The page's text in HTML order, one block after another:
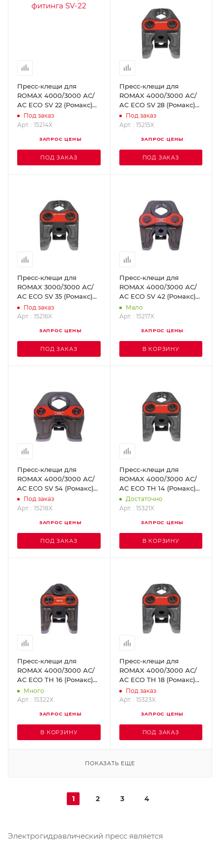
Пресс-клещи для
ROMAX 4000/3000 АС/
AC ECO SV 22 (Ромакс)
ROTHENBERGER 15214X
Под заказ
Арт. : 15214X
ЗАПРОС ЦЕНЫ
ПОД ЗАКАЗ
Пресс-клещи для
ROMAX 4000/3000 АС/
AC ECO SV 28 (Ромакс)
ROTHENBERGER 15215X
Под заказ
Арт. : 15215X
ЗАПРОС ЦЕНЫ
ПОД ЗАКАЗ
Пресс-клещи для
ROMAX 3000/3000 АС/
AC ECO SV 35 (Ромакс)
ROTHENBERGER 15216X
Под заказ
Арт. : 15216X
ЗАПРОС ЦЕНЫ
ПОД ЗАКАЗ
Пресс-клещи для
ROMAX 4000/3000 АС/
AC ECO SV 42 (Ромакс)
ROTHENBERGER 15217X
Мало
Арт. : 15217X
ЗАПРОС ЦЕНЫ
В КОРЗИНУ
Пресс-клещи для
ROMAX 4000/3000 АС/
AC ECO SV 54 (Ромакс)
ROTHENBERGER 15218X
Под заказ
Арт. : 15218X
ЗАПРОС ЦЕНЫ
ПОД ЗАКАЗ
Пресс-клещи для
ROMAX 4000/3000 АС/
AC ECO TH 14 (Ромакс)
ROTHENBERGER 15321X
Достаточно
Арт. : 15321X
ЗАПРОС ЦЕНЫ
В КОРЗИНУ
Пресс-клещи для
ROMAX 4000/3000 АС/
AC ECO TH 16 (Ромакс)
ROTHENBERGER 15322X
Много
Арт. : 15322X
ЗАПРОС ЦЕНЫ
В КОРЗИНУ
Пресс-клещи для
ROMAX 4000/3000 АС/
AC ECO TH 18 (Ромакс)
ROTHENBERGER 15323X
Под заказ
Арт. : 15323X
ЗАПРОС ЦЕНЫ
ПОД ЗАКАЗ
ПОКАЗАТЬ ЕЩЕ
1 2 3 4
Электрогидравлический пресс является